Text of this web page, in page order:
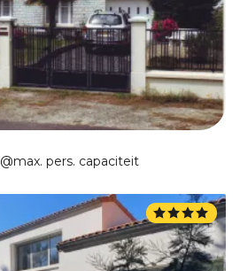
@max. pers. capaciteit